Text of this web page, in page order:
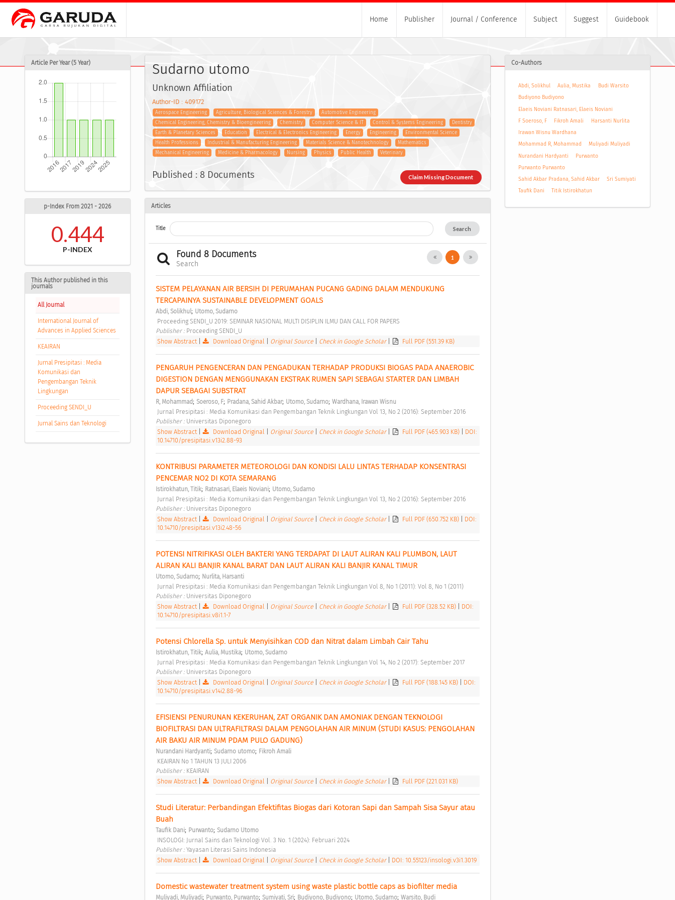
Home Publisher Journal / Conference Subject Suggest Guidebook
Article Per Year (5 Year)
p-Index From 2021 - 2026
0.444
P-INDEX
This Author published in this
journals
All Journal
International Journal of
Advances in Applied Sciences
KEAIRAN
Jurnal Presipitasi : Media
Komunikasi dan
Pengembangan Teknik
Lingkungan
Proceeding SENDI_U
Jurnal Sains dan Teknologi
Sudarno utomo
Unknown Affiliation
Author-ID : 409172
Aerospace Engineering Agriculture, Biological Sciences & Forestry
Automotive Engineering
Chemical Engineering, Chemistry & Bioengineering
Chemistry Computer Science & IT Control & Systems Engineering
Dentistry
Earth & Planetary Sciences
Education Electrical & Electronics Engineering Energy Engineering
Environmental Science
Health Professions
Industrial & Manufacturing Engineering Materials Science & Nanotechnology
Mathematics
Mechanical Engineering
Medicine & Pharmacology Nursing Physics Public Health Veterinary
Published : 8 Documents Claim Missing Document
Articles
Title Search
Found 8 Documents
Search
1
SISTEM PELAYANAN AIR BERSIH DI PERUMAHAN PUCANG GADING DALAM MENDUKUNG
TERCAPAINYA SUSTAINABLE DEVELOPMENT GOALS
Abdi, Solikhul; Utomo, Sudarno
Proceeding SENDI_U 2019: SEMINAR NASIONAL MULTI DISIPLIN ILMU DAN CALL FOR PAPERS
Publisher : Proceeding SENDI_U
Show Abstract| Download Original Original Source Check in Google Scholar Full PDF (551.39 KB)
PENGARUH PENGENCERAN DAN PENGADUKAN TERHADAP PRODUKSI BIOGAS PADA ANAEROBIC
DIGESTION DENGAN MENGGUNAKAN EKSTRAK RUMEN SAPI SEBAGAI STARTER DAN LIMBAH
DAPUR SEBAGAI SUBSTRAT
R, Mohammad; Soeroso, F; Pradana, Sahid Akbar; Utomo, Sudarno; Wardhana, Irawan Wisnu
Jurnal Presipitasi : Media Komunikasi dan Pengembangan Teknik Lingkungan Vol 13, No 2 (2016): September 2016
Publisher : Universitas Diponegoro
Show Abstract| Download Original Original Source Check in Google Scholar Full PDF (465.903 KB)
DOI:
10.14710/presipitasi.v13i2.88-93
KONTRIBUSI PARAMETER METEOROLOGI DAN KONDISI LALU LINTAS TERHADAP KONSENTRASI
PENCEMAR NO2 DI KOTA SEMARANG
Istirokhatun, Titik; Ratnasari, Elaeis Noviani; Utomo, Sudarno
Jurnal Presipitasi : Media Komunikasi dan Pengembangan Teknik Lingkungan Vol 13, No 2 (2016): September 2016
Publisher : Universitas Diponegoro
Show Abstract| Download Original Original Source Check in Google Scholar Full PDF (650.752 KB)
DOI:
10.14710/presipitasi.v13i2.48-56
POTENSI NITRIFIKASI OLEH BAKTERI YANG TERDAPAT DI LAUT ALIRAN KALI PLUMBON, LAUT
ALIRAN KALI BANJIR KANAL BARAT DAN LAUT ALIRAN KALI BANJIR KANAL TIMUR
Utomo, Sudarno; Nurlita, Harsanti
Jurnal Presipitasi : Media Komunikasi dan Pengembangan Teknik Lingkungan Vol 8, No 1 (2011): Vol 8, No 1 (2011)
Publisher : Universitas Diponegoro
Show Abstract| Download Original Original Source Check in Google Scholar Full PDF (328.52 KB)
DOI:
10.14710/presipitasi.v8i1.1-7
Potensi Chlorella Sp. untuk Menyisihkan COD dan Nitrat dalam Limbah Cair Tahu
Istirokhatun, Titik; Aulia, Mustika; Utomo, Sudarno
Jurnal Presipitasi : Media Komunikasi dan Pengembangan Teknik Lingkungan Vol 14, No 2 (2017): September 2017
Publisher : Universitas Diponegoro
Show Abstract| Download Original Original Source Check in Google Scholar Full PDF (188.145 KB)
DOI:
10.14710/presipitasi.v14i2.88-96
EFISIENSI PENURUNAN KEKERUHAN, ZAT ORGANIK DAN AMONIAK DENGAN TEKNOLOGI
BIOFILTRASI DAN ULTRAFILTRASI DALAM PENGOLAHAN AIR MINUM (STUDI KASUS: PENGOLAHAN
AIR BAKU AIR MINUM PDAM PULO GADUNG)
Nurandani Hardyanti; Sudarno utomo; Fikroh Amali
KEAIRAN No 1 TAHUN 13 JULI 2006
Publisher : KEAIRAN
Show Abstract| Download Original Original Source Check in Google Scholar Full PDF (221.031 KB)
Studi Literatur: Perbandingan Efektifitas Biogas dari Kotoran Sapi dan Sampah Sisa Sayur atau
Buah
Taufik Dani; Purwanto; Sudarno Utomo
INSOLOGI: Jurnal Sains dan Teknologi Vol. 3 No. 1 (2024): Februari 2024
Publisher : Yayasan Literasi Sains Indonesia
Show Abstract| Download Original Original Source Check in Google Scholar DOI: 10.55123/insologi.v3i1.3019
Domestic wastewater treatment system using waste plastic bottle caps as biofilter media
Muliyadi, Muliyadi; Purwanto, Purwanto; Sumiyati, Sri; Budiyono, Budiyono; Utomo, Sudarno; Warsito, Budi
Co-Authors
Abdi, Solikhul Aulia, Mustika
Budi Warsito
Budiyono Budiyono
Elaeis Noviani Ratnasari, Elaeis Noviani
F Soeroso, F
Fikroh Amali
Harsanti Nurlita
Irawan Wisnu Wardhana
Mohammad R, Mohammad
Muliyadi Muliyadi
Nurandani Hardyanti
Purwanto
Purwanto Purwanto
Sahid Akbar Pradana, Sahid Akbar
Sri Sumiyati
Taufik Dani
Titik Istirokhatun